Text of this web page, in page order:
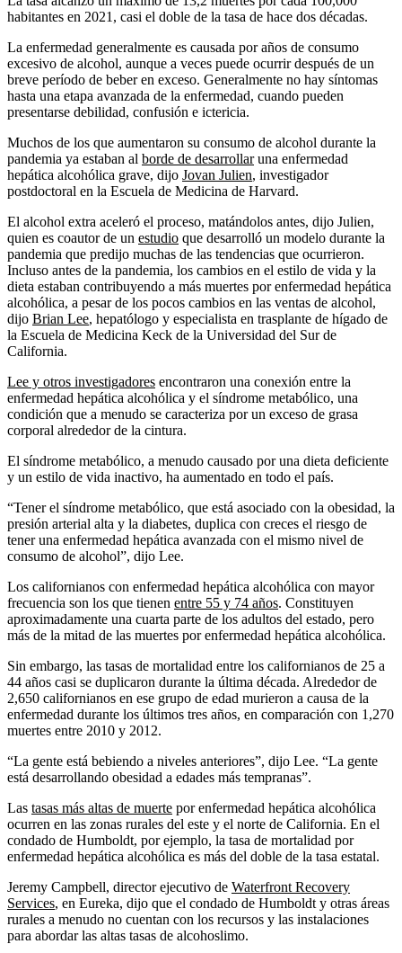
habitantes en 2021, casi el doble de la tasa de hace dos décadas.
La enfermedad generalmente es causada por años de consumo
excesivo de alcohol, aunque a veces puede ocurrir después de un
breve período de beber en exceso. Generalmente no hay síntomas
hasta una etapa avanzada de la enfermedad, cuando pueden
presentarse debilidad, confusión e ictericia.
Muchos de los que aumentaron su consumo de alcohol durante la
pandemia ya estaban al borde de desarrollaruna enfermedad
hepática alcohólica grave, dijo Jovan Julien, investigador
postdoctoral en la Escuela de Medicina de Harvard.
El alcohol extra aceleró el proceso, matándolos antes, dijo Julien,
quien es coautor de un estudio que desarrolló un modelo durante la
pandemia que predijo muchas de las tendencias que ocurrieron.
Incluso antes de la pandemia, los cambios en el estilo de vida y la
dieta estaban contribuyendo a más muertes por enfermedad hepática
alcohólica, a pesar de los pocos cambios en las ventas de alcohol,
dijo Brian Lee, hepatólogo y especialista en trasplante de hígado de
la Escuela de Medicina Keck de la Universidad del Sur de
California.
Lee y otros investigadores encontraron una conexión entre la
enfermedad hepática alcohólica y el síndrome metabólico, una
condición que a menudo se caracteriza por un exceso de grasa
corporal alrededor de la cintura.
El síndrome metabólico, a menudo causado por una dieta deficiente
y un estilo de vida inactivo, ha aumentado en todo el país.
“Tener el síndrome metabólico, que está asociado con la obesidad, la
presión arterial alta y la diabetes, duplica con creces el riesgo de
tener una enfermedad hepática avanzada con el mismo nivel de
consumo de alcohol”, dijo Lee.
Los californianos con enfermedad hepática alcohólica con mayor
frecuencia son los que tienen entre 55 y 74 años. Constituyen
aproximadamente una cuarta parte de los adultos del estado, pero
más de la mitad de las muertes por enfermedad hepática alcohólica.
Sin embargo, las tasas de mortalidad entre los californianos de 25 a
44 años casi se duplicaron durante la última década. Alrededor de
2,650 californianos en ese grupo de edad murieron a causa de la
enfermedad durante los últimos tres años, en comparación con 1,270
muertes entre 2010 y 2012.
“La gente está bebiendo a niveles anteriores”, dijo Lee. “La gente
está desarrollando obesidad a edades más tempranas”.
Las tasas más altas de muerte por enfermedad hepática alcohólica
ocurren en las zonas rurales del este y el norte de California. En el
condado de Humboldt, por ejemplo, la tasa de mortalidad por
enfermedad hepática alcohólica es más del doble de la tasa estatal.
Jeremy Campbell, director ejecutivo de Waterfront Recovery
Services, en Eureka, dijo que el condado de Humboldt y otras áreas
rurales a menudo no cuentan con los recursos y las instalaciones
para abordar las altas tasas de alcohoslimo.